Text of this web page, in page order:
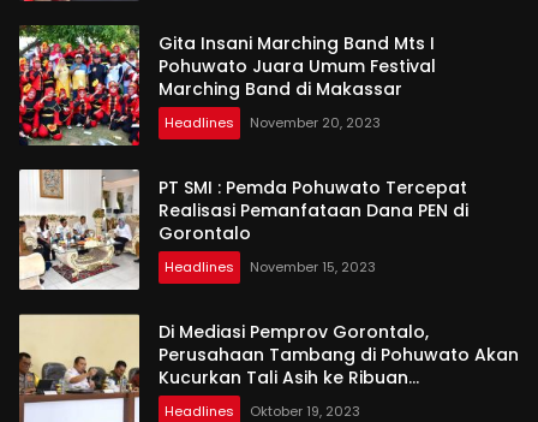
Gita Insani Marching Band Mts I
Pohuwato Juara Umum Festival
Marching Band di Makassar
Headlines November 20, 2023
PT SMI : Pemda Pohuwato Tercepat
Realisasi Pemanfataan Dana PEN di
Gorontalo
Headlines November 15, 2023
Di Mediasi Pemprov Gorontalo,
Perusahaan Tambang di Pohuwato Akan
Kucurkan Tali Asih ke Ribuan
Penambang
Headlines Oktober 19, 2023